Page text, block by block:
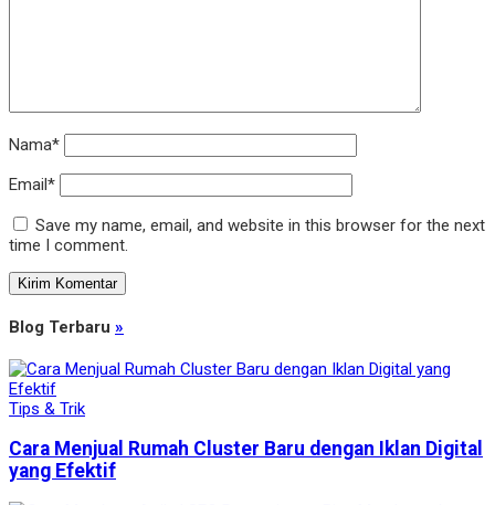
Nama*
Email*
Save my name, email, and website in this browser for the next
time I comment.
Blog Terbaru »
Tips & Trik
Cara Menjual Rumah Cluster Baru dengan Iklan Digital
yang Efektif